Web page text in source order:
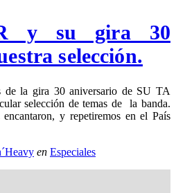
y su gira 30
selección.
de la gira 30 aniversario de SU TA
selección de temas de la banda.
y repetiremos en el País
en Especiales